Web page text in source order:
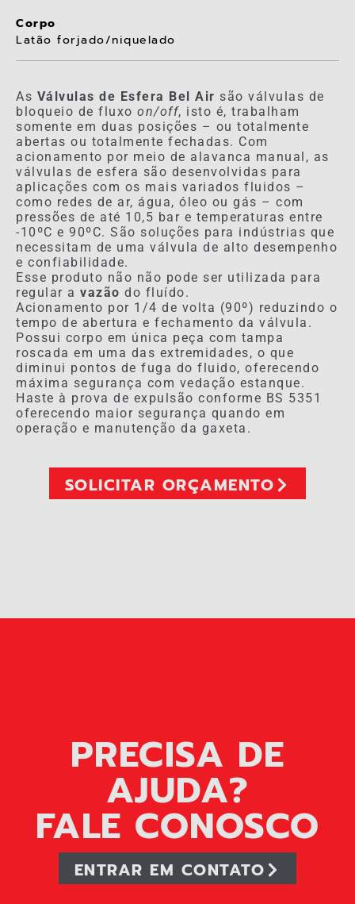
Corpo
Latão forjado/niquelado
As Válvulas de Esfera Bel Air são válvulas de
bloqueio de fluxo on/off, isto é, trabalham
somente em duas posições – ou totalmente
abertas ou totalmente fechadas. Com
acionamento por meio de alavanca manual, as
válvulas de esfera são desenvolvidas para
aplicações com os mais variados fluidos –
como redes de ar, água, óleo ou gás – com
pressões de até 10,5 bar e temperaturas entre
-10ºC e 90ºC. São soluções para indústrias que
necessitam de uma válvula de alto desempenho
e confiabilidade.
Esse produto não não pode ser utilizada para
regular a vazão do fluído.
Acionamento por 1/4 de volta (90º) reduzindo o
tempo de abertura e fechamento da válvula.
Possui corpo em única peça com tampa
roscada em uma das extremidades, o que
diminui pontos de fuga do fluido, oferecendo
máxima segurança com vedação estanque.
Haste à prova de expulsão conforme BS 5351
oferecendo maior segurança quando em
operação e manutenção da gaxeta.
SOLICITAR ORÇAMENTO
PRECISA DE
AJUDA?
FALE CONOSCO
ENTRAR EM CONTATO